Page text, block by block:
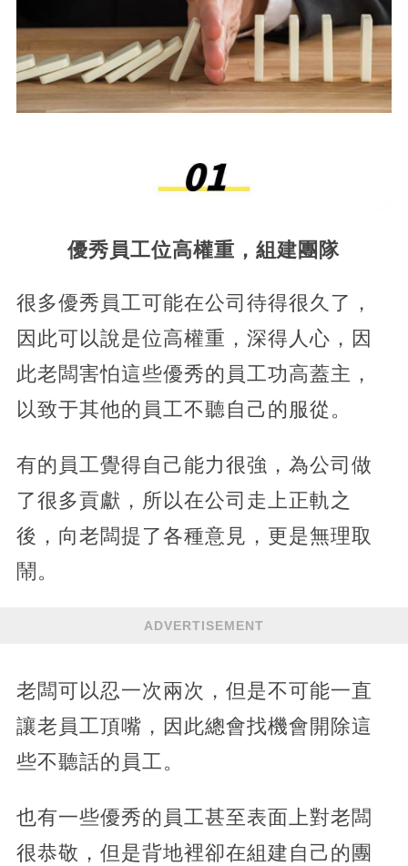
優秀員工位高權重，組建團隊
很多優秀員工可能在公司待得很久了，
因此可以說是位高權重，深得人心，因
此老闆害怕這些優秀的員工功高蓋主，
以致于其他的員工不聽自己的服從。
有的員工覺得自己能力很強，為公司做
了很多貢獻，所以在公司走上正軌之
後，向老闆提了各種意見，更是無理取
鬧。
ADVERTISEMENT
老闆可以忍一次兩次，但是不可能一直
讓老員工頂嘴，因此總會找機會開除這
些不聽話的員工。
也有一些優秀的員工甚至表面上對老闆
很恭敬，但是背地裡卻在組建自己的團